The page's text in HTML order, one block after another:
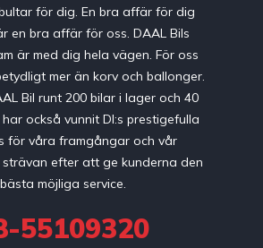
för dig. En bra affär för dig
en bra affär för oss. DAAL Bils
är med dig hela vägen. För oss
mer än korv och ballonger.
Bil runt 200 bilar i lager och 40
också vunnit DI:s prestigefulla
för våra framgångar och vår
efter att ge kunderna den
bästa möjliga service.
55109320